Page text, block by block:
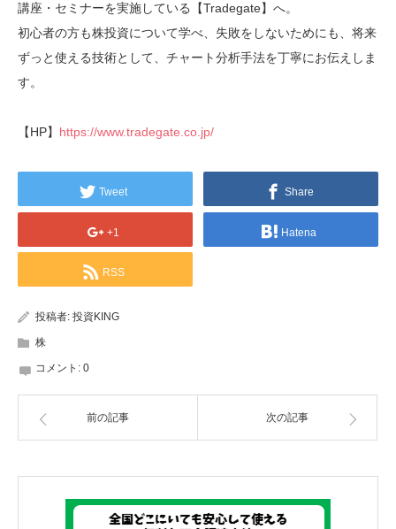
講座・セミナーを実施している【Tradegate】へ。
初心者の方も株投資について学べ、失敗をしないためにも、将来
ずっと使える技術として、チャート分析手法を丁寧にお伝えしま
す。
【HP】 https://www.tradegate.co.jp/
Tweet Share
+1 Hatena
RSS
投稿者: 投資KING
株
コメント: 0
前の記事 次の記事